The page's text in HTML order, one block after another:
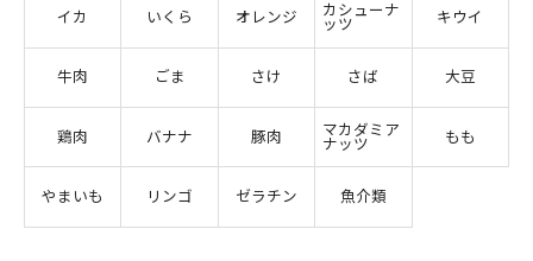
イカ いくら オレンジ
カシューナ
ッツ
キウイ
牛肉 ごま さけ さば 大豆
鶏肉 バナナ 豚肉
マカダミア
ナッツ
もも
やまいも リンゴ ゼラチン 魚介類